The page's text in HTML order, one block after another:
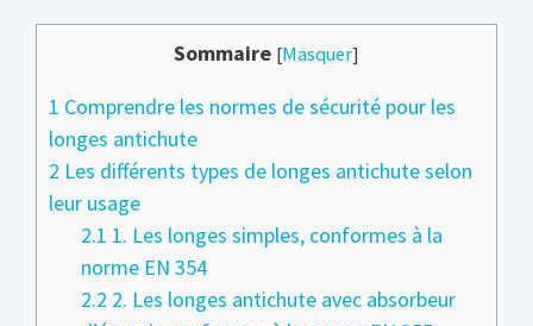
Sommaire [Masquer]
1 Comprendre les normes de sécurité pour les
longes antichute
2 Les différents types de longes antichute selon
leur usage
2.1 1. Les longes simples, conformes à la
norme EN 354
2.2 2. Les longes antichute avec absorbeur